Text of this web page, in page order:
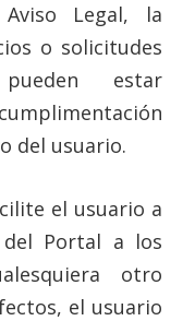
Legal, la
o solicitudes
estar
del usuario.
el usuario a
Portal a los
otro
el usuario